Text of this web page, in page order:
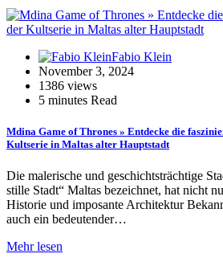
Fabio Klein
November 3, 2024
1386 views
5 minutes Read
Mdina Game of Thrones » Entdecke die
Kultserie in Maltas alter Hauptstadt
Die malerische und geschichtsträchtige
stille Stadt“ Maltas bezeichnet, hat nicht
Historie und imposante Architektur
auch ein bedeutender…
Mehr lesen